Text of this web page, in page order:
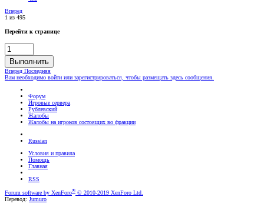
Вперед
1 из 495
Перейти к странице
Выполнить
Вперед Последняя
Вам необходимо войти или зарегистрироваться, чтобы размещать здесь сообщения.
Форум
Игровые сервера
Рублевский
Жалобы
Жалобы на игроков состоящих во фракции
Russian
Условия и правила
Помощь
Главная
RSS
Forum software by XenForo® © 2010-2019 XenForo Ltd.
Перевод: Jumuro